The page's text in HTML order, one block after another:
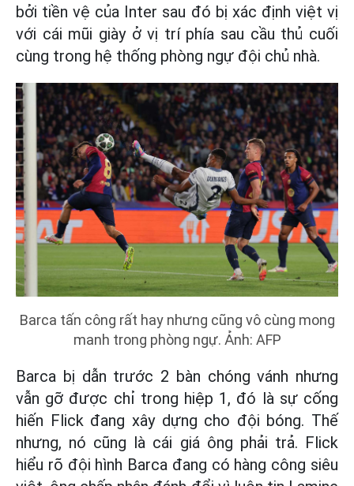
bởi tiền vệ của Inter sau đó bị xác định việt vị
với cái mũi giày ở vị trí phía sau cầu thủ cuối
cùng trong hệ thống phòng ngự đội chủ nhà.
Barca tấn công rất hay nhưng cũng vô cùng mong
manh trong phòng ngự. Ảnh: AFP
Barca bị dẫn trước 2 bàn chóng vánh nhưng
vẫn gỡ được chỉ trong hiệp 1, đó là sự cống
hiến Flick đang xây dựng cho đội bóng. Thế
nhưng, nó cũng là cái giá ông phải trả. Flick
hiểu rõ đội hình Barca đang có hàng công siêu